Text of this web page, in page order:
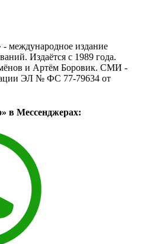
международное издание
Издаётся с 1989 года.
и Артём Боровик. CМИ -
ЭЛ № ФС 77-79634 от
в Мессенджерах: